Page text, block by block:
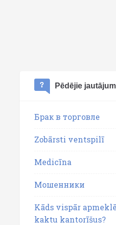
Pēdējie
Брак в торговле
Zobārsti ventspilī
Medicīna
Мошенники
Kāds vispār
kaktu kantorīšus?